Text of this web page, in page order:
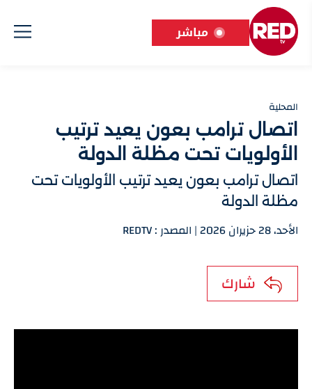
مباشر
المحلية
اتصال ترامب بعون يعيد ترتيب
الأولويات تحت مظلة الدولة
اتصال ترامب بعون يعيد ترتيب الأولويات تحت
مظلة الدولة
الأحد، 28 حزيران 2026 | المصدر : REDTV
شارك